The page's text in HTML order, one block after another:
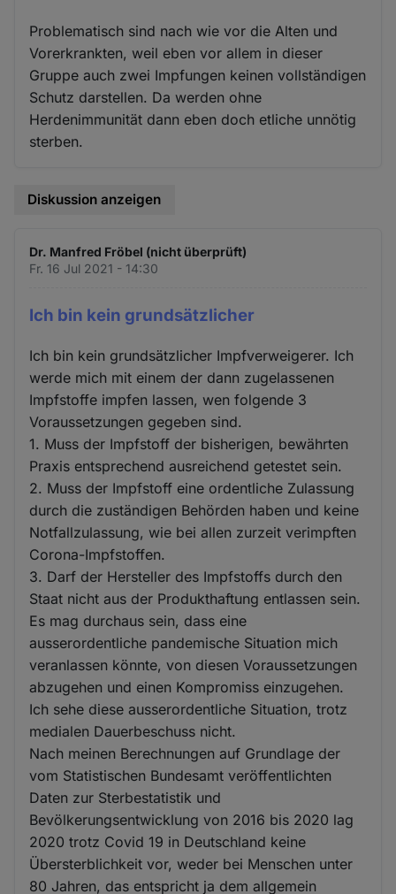
Problematisch sind nach wie vor die Alten und
Vorerkrankten, weil eben vor allem in dieser
Gruppe auch zwei Impfungen keinen vollständigen
Schutz darstellen. Da werden ohne
Herdenimmunität dann eben doch etliche unnötig
sterben.
Diskussion anzeigen
Dr. Manfred Fröbel (nicht überprüft)
Fr. 16 Jul 2021 - 14:30
Ich bin kein grundsätzlicher
Ich bin kein grundsätzlicher Impfverweigerer. Ich
werde mich mit einem der dann zugelassenen
Impfstoffe impfen lassen, wen folgende 3
Voraussetzungen gegeben sind.
1. Muss der Impfstoff der bisherigen, bewährten
Praxis entsprechend ausreichend getestet sein.
2. Muss der Impfstoff eine ordentliche Zulassung
durch die zuständigen Behörden haben und keine
Notfallzulassung, wie bei allen zurzeit verimpften
Corona-Impfstoffen.
3. Darf der Hersteller des Impfstoffs durch den
Staat nicht aus der Produkthaftung entlassen sein.
Es mag durchaus sein, dass eine
ausserordentliche pandemische Situation mich
veranlassen könnte, von diesen Voraussetzungen
abzugehen und einen Kompromiss einzugehen.
Ich sehe diese ausserordentliche Situation, trotz
medialen Dauerbeschuss nicht.
Nach meinen Berechnungen auf Grundlage der
vom Statistischen Bundesamt veröffentlichten
Daten zur Sterbestatistik und
Bevölkerungsentwicklung von 2016 bis 2020 lag
2020 trotz Covid 19 in Deutschland keine
Übersterblichkeit vor, weder bei Menschen unter
80 Jahren, das entspricht ja dem allgemein